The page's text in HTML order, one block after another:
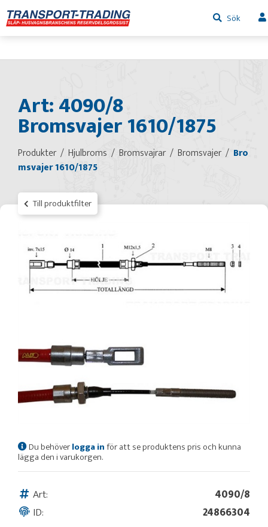
Sök
Art: 4090/8
Bromsvajer 1610/1875
Produkter Hjulbroms Bromsvajrar Bromsvajer
Bro
msvajer 1610/1875
Till produktfilter
Du behöverlogga inför att se produktens pris och kunna
lägga den i varukorgen.
Art:
4090/8
ID:
24866304